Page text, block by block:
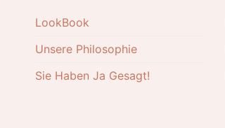
LookBook
Unsere Philosophie
Sie Haben Ja Gesagt!